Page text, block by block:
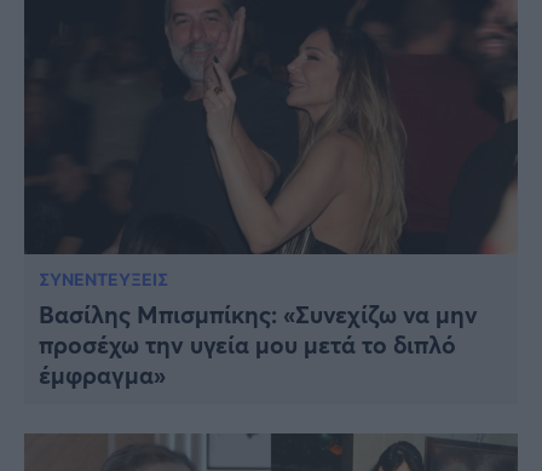
ΣΥΝΕΝΤΕΥΞΕΙΣ
Βασίλης Μπισμπίκης: «Συνεχίζω να μην
προσέχω την υγεία μου μετά το διπλό
έμφραγμα»